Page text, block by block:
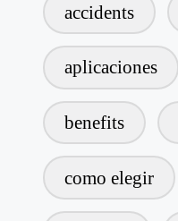
accidents
aplicaciones
benefits
como elegir